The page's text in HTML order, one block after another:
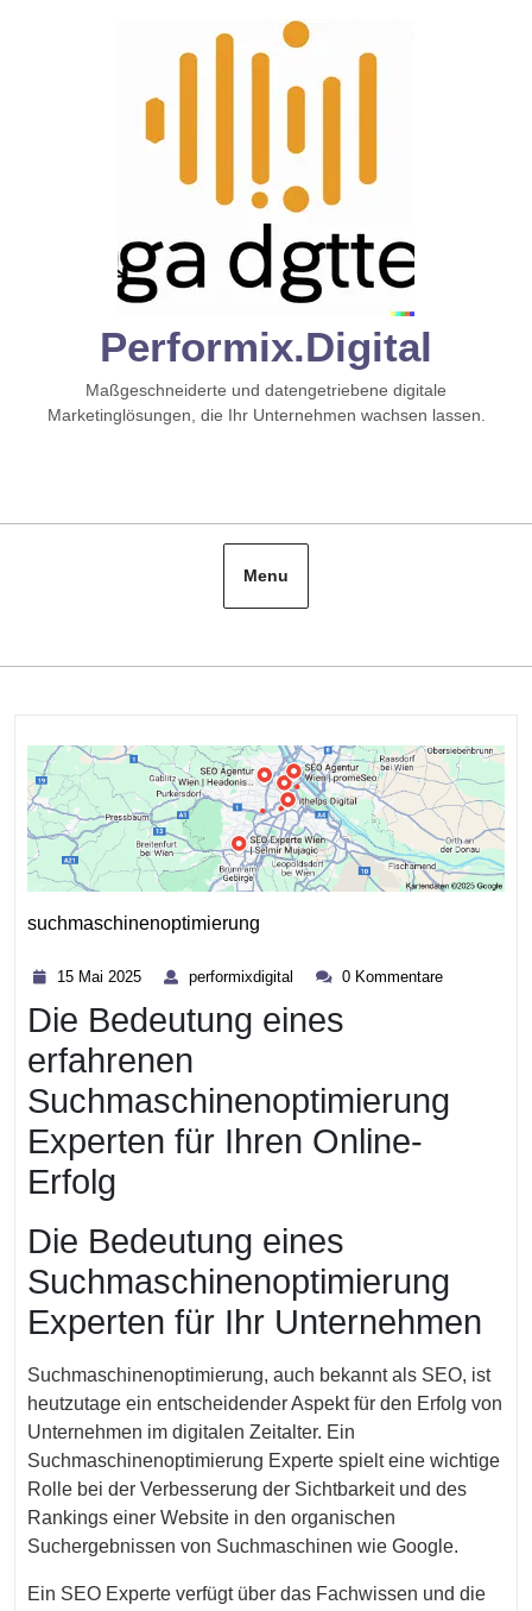
Performix.digital
Maßgeschneiderte und datengetriebene digitale
Marketinglösungen, die Ihr Unternehmen wachsen lassen.
Menu
suchmaschinenoptimierung
15 Mai 2025
2025
performixdigital performixdigital
0 Kommentare
Die Bedeutung eines
erfahrenen
Suchmaschinenoptimierung
Experten für Ihren Online-
Erfolg
Die Bedeutung eines
Suchmaschinenoptimierung
Experten für Ihr Unternehmen
Suchmaschinenoptimierung, auch bekannt als SEO, ist
heutzutage ein entscheidender Aspekt für den Erfolg von
Unternehmen im digitalen Zeitalter. Ein
Suchmaschinenoptimierung Experte spielt eine wichtige
Rolle bei der Verbesserung der Sichtbarkeit und des
Rankings einer Website in den organischen
Suchergebnissen von Suchmaschinen wie Google.
Ein SEO Experte verfügt über das Fachwissen und die